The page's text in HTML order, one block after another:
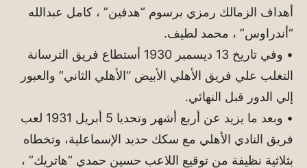
أهداف الزمالك رمزي برسوم “هدفين” ، كامل عبدالله
“أندراوس” ، محمد لطيف.
• وفي تاريخ 13 ديسمبر 1930 أستطاع فريق الترسانة
التغلب علي فريق الأهلي الأبيض “الأهلي الثاني” والعبور
إلي الدور قبل النهائي.
• وبعد ما يزيد عن أربع أشهر وتحديا 5 أبريل 1931 لعب
فريق النادي الأهلي مع سكك حديد الإسماعلية، وتخطاه
بثلاثية نظيفة من توقيع اللاعب حسين حمدي “هاتريك” ،